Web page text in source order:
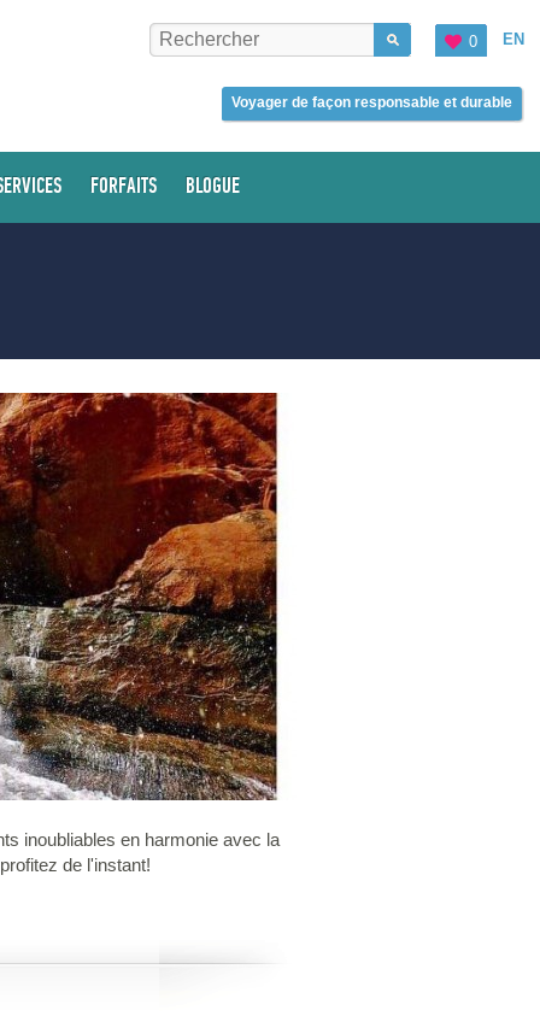
EN
0
Voyager de façon responsable et durable
FORFAITS BLOGUE
inoubliables en harmonie avec la
de l'instant!